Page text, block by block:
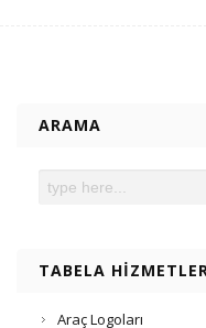
ARAMA
TABELA
Araç Logoları